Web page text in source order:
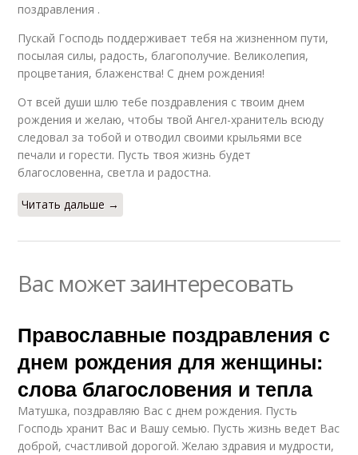
поздравления .
Пускай Господь поддерживает тебя на жизненном пути,
посылая силы, радость, благополучие. Великолепия,
процветания, блаженства! С днем рождения!
От всей души шлю тебе поздравления с твоим днем
рождения и желаю, чтобы твой Ангел-хранитель всюду
следовал за тобой и отводил своими крыльями все
печали и горести. Пусть твоя жизнь будет
благословенна, светла и радостна.
Читать дальше →
Вас может заинтересовать
Православные поздравления с
днем рождения для женщины:
слова благословения и тепла
Матушка, поздравляю Вас с днем рождения. Пусть
Господь хранит Вас и Вашу семью. Пусть жизнь ведет Вас
доброй, счастливой дорогой. Желаю здравия и мудрости,